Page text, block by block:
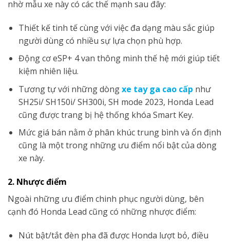
nhờ mẫu xe này có các thế mạnh sau đây:
Thiết kế tinh tế cùng với việc đa dạng màu sắc giúp
người dùng có nhiều sự lựa chọn phù hợp.
Động cơ eSP+ 4 van thông minh thế hệ mới giúp tiết
kiệm nhiên liệu.
Tương tự với những dòngxe tay ga cao cấp như
SH25i/ SH150i/ SH300i, SH mode 2023, Honda Lead
cũng được trang bị hệ thống khóa Smart Key.
Mức giá bán nằm ở phân khúc trung bình và ổn định
cũng là một trong những ưu điểm nổi bật của dòng
xe này.
2. Nhược điểm
Ngoài những ưu điểm chinh phục người dùng, bên
cạnh đó Honda Lead cũng có những nhược điểm:
Nút bật/tắt đèn pha đã được Honda lượt bỏ, điều